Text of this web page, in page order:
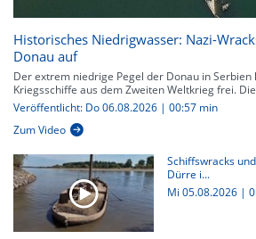
Historisches Niedrigwasser: Nazi-
Donau auf
Der extrem niedrige Pegel der Donau in Serbien
Kriegsschiffe aus dem Zweiten Weltkrieg frei.
Veröffentlicht: Do 06.08.2026 | 00:57 min
Zum Video
Schiffswracks
Dürre i...
Mi 05.08.2026 |